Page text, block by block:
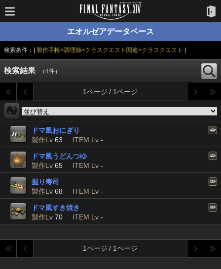
エオルゼアデータベース
検索条件：| 製作手帳>調理師>クラスクエスト関連>クラスクエスト
検索結果 （4件）
1ページ / 1ページ
ドマ風おにぎり
製作Lv 63 ITEM Lv -
ドマ風うどんつゆ
製作Lv 65 ITEM Lv -
握り寿司
製作Lv 68 ITEM Lv -
ドマ風すき焼き
製作Lv 70 ITEM Lv -
1ページ / 1ページ